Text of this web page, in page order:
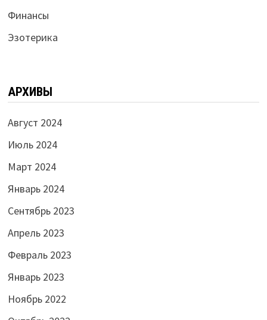
Финансы
Эзотерика
АРХИВЫ
Август 2024
Июль 2024
Март 2024
Январь 2024
Сентябрь 2023
Апрель 2023
Февраль 2023
Январь 2023
Ноябрь 2022